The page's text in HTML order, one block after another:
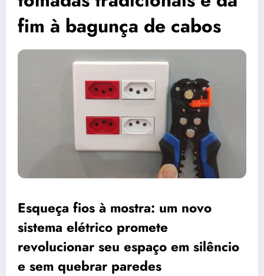
fim à bagunça de cabos
Esqueça fios à mostra: um novo
sistema elétrico promete
revolucionar seu espaço em silêncio
e sem quebrar paredes